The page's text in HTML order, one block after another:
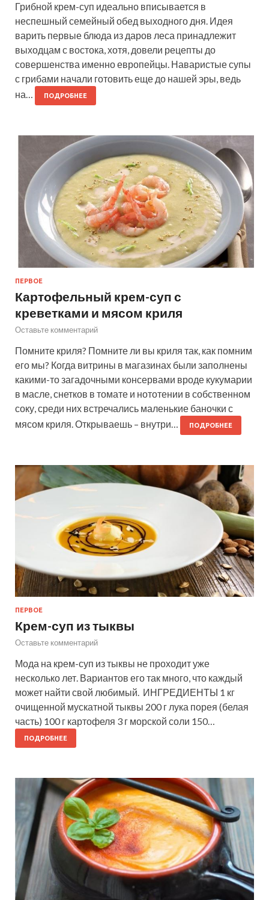
Грибной крем-суп идеально вписывается в
неспешный семейный обед выходного дня. Идея
варить первые блюда из даров леса принадлежит
выходцам с востока, хотя, довели рецепты до
совершенства именно европейцы. Наваристые супы
с грибами начали готовить еще до нашей эры, ведь
на…
ПОДРОБНЕЕ
ПЕРВОЕ
Картофельный крем-суп с
креветками и мясом криля
Оставьте комментарий
Помните криля? Помните ли вы криля так, как помним
его мы? Когда витрины в магазинах были заполнены
какими-то загадочными консервами вроде кукумарии
в масле, снетков в томате и нототении в собственном
соку, среди них встречались маленькие баночки с
мясом криля. Открываешь – внутри…
ПОДРОБНЕЕ
ПЕРВОЕ
Крем-суп из тыквы
Оставьте комментарий
Мода на крем-суп из тыквы не проходит уже
несколько лет. Вариантов его так много, что каждый
может найти свой любимый. ИНГРЕДИЕНТЫ 1 кг
очищенной мускатной тыквы 200 г лука порея (белая
часть) 100 г картофеля 3 г морской соли 150…
ПОДРОБНЕЕ